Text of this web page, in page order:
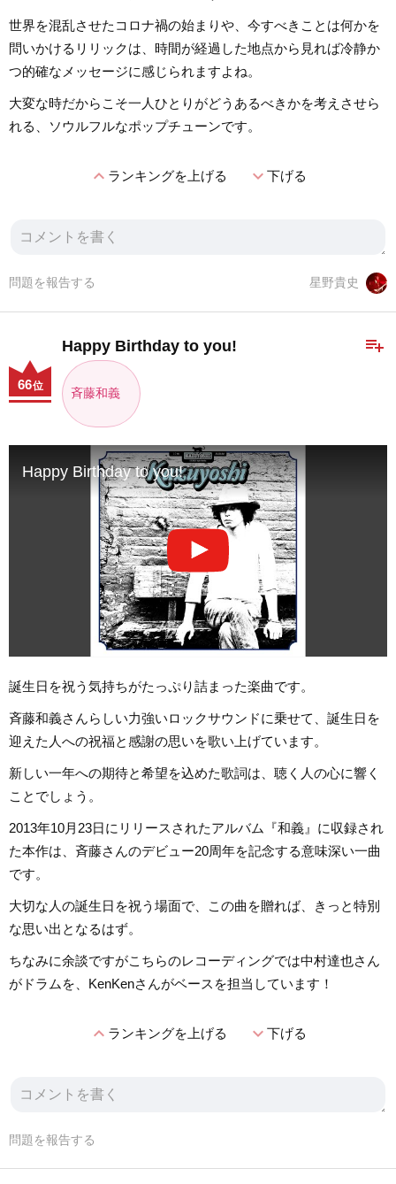
世界を混乱させたコロナ禍の始まりや、今すべきことは何かを
問いかけるリリックは、時間が経過した地点から見れば冷静か
つ的確なメッセージに感じられますよね。
大変な時だからこそ一人ひとりがどうあるべきかを考えさせら
れる、ソウルフルなポップチューンです。
expand_lessランキングを上げる expand_more下げる
星野貴史
問題を報告する
playlist_add
Happy Birthday to you!
斉藤和義
66位
Happy Birthday to you!
誕生日を祝う気持ちがたっぷり詰まった楽曲です。
斉藤和義さんらしい力強いロックサウンドに乗せて、誕生日を
迎えた人への祝福と感謝の思いを歌い上げています。
新しい一年への期待と希望を込めた歌詞は、聴く人の心に響く
ことでしょう。
2013年10月23日にリリースされたアルバム『和義』に収録され
た本作は、斉藤さんのデビュー20周年を記念する意味深い一曲
です。
大切な人の誕生日を祝う場面で、この曲を贈れば、きっと特別
な思い出となるはず。
ちなみに余談ですがこちらのレコーディングでは中村達也さん
がドラムを、KenKenさんがベースを担当しています！
expand_lessランキングを上げる expand_more下げる
問題を報告する